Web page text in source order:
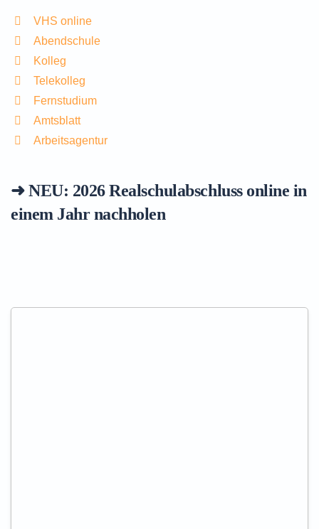
VHS online
Abendschule
Kolleg
Telekolleg
Fernstudium
Amtsblatt
Arbeitsagentur
➜ NEU: 2026Realschulabschluss online in
einem Jahr nachholen